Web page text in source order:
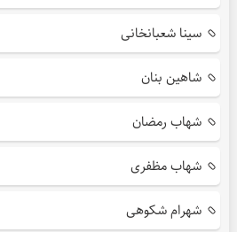
سینا شعبانخانی
شاهین بنان
شهاب رمضان
شهاب مظفری
شهرام شکوهی